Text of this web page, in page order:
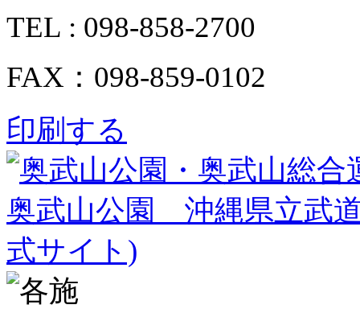
TEL : 098-858-2700
FAX：098-859-0102
印刷する